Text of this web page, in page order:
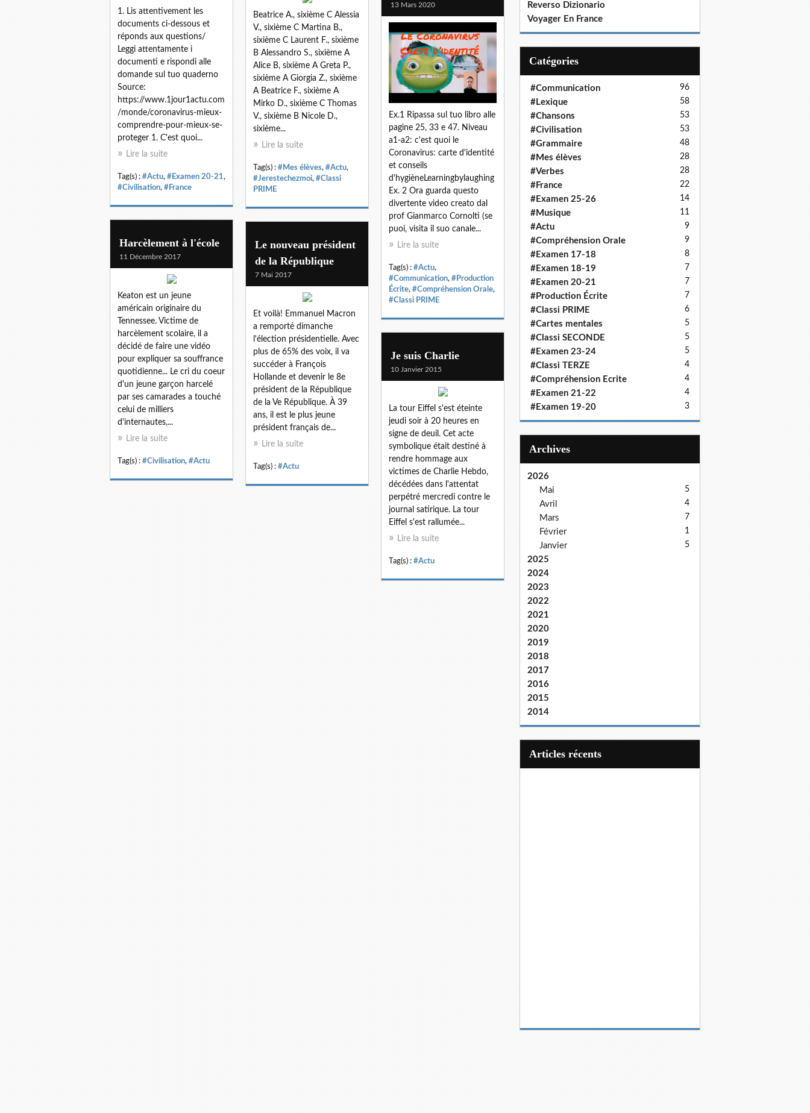
1. Lis attentivement les
documents ci-dessous et
réponds aux questions/
Leggi attentamente i
documenti e rispondi alle
domande sul tuo quaderno
Source:
https://www.1jour1actu.com
/monde/coronavirus-mieux-
comprendre-pour-mieux-se-
proteger 1. C'est quoi...
Lire la suite
Tag(s) : #Actu, #Examen 20-21,
#Civilisation, #France
Beatrice A., sixième C Alessia
V., sixième C Martina B.,
sixième C Laurent F., sixième
B Alessandro S., sixième A
Alice B, sixième A Greta P.,
sixième A Giorgia Z., sixième
A Beatrice F., sixième A
Mirko D., sixième C Thomas
V., sixième B Nicole D.,
sixième...
Lire la suite
Tag(s) : #Mes élèves, #Actu,
#Jerestechezmoi, #Classi
PRIME
13 Mars 2020
Ex.1 Ripassa sul tuo libro alle
pagine 25, 33 e 47. Niveau
a1-a2: c'est quoi le
Coronavirus: carte d'identité
et conseils
d'hygièneLearningbylaughing
Ex. 2 Ora guarda questo
divertente video creato dal
prof Gianmarco Cornolti (se
puoi, visita il suo canale...
Lire la suite
Tag(s) : #Actu,
#Communication, #Production
Écrite, #Compréhension Orale,
#Classi PRIME
Harcèlement à l'école
11 Décembre 2017
Keaton est un jeune
américain originaire du
Tennessee. Victime de
harcèlement scolaire, il a
décidé de faire une vidéo
pour expliquer sa souffrance
quotidienne... Le cri du coeur
d'un jeune garçon harcelé
par ses camarades a touché
celui de milliers
d'internautes,...
Lire la suite
Tag(s) : #Civilisation, #Actu
Le nouveau président
de la République
7 Mai 2017
Et voilà! Emmanuel Macron
a remporté dimanche
l'élection présidentielle. Avec
plus de 65% des voix, il va
succéder à François
Hollande et devenir le 8e
président de la République
de la Ve République. À 39
ans, il est le plus jeune
président français de...
Lire la suite
Tag(s) : #Actu
Je suis Charlie
10 Janvier 2015
La tour Eiffel s'est éteinte
jeudi soir à 20 heures en
signe de deuil. Cet acte
symbolique était destiné à
rendre hommage aux
victimes de Charlie Hebdo,
décédées dans l'attentat
perpétré mercredi contre le
journal satirique. La tour
Eiffel s'est rallumée...
Lire la suite
Tag(s) : #Actu
Reverso Dizionario
Voyager En France
Catégories
#Communication 96
#Lexique 58
#Chansons 53
#Civilisation 53
#Grammaire 48
#Mes élèves 28
#Verbes 28
#France 22
#Examen 25-26 14
#Musique 11
#Actu 9
#Compréhension Orale 9
#Examen 17-18 8
#Examen 18-19 7
#Examen 20-21 7
#Production Écrite 7
#Classi PRIME 6
#Cartes mentales 5
#Classi SECONDE 5
#Examen 23-24 5
#Classi TERZE 4
#Compréhension Ecrite 4
#Examen 21-22 4
#Examen 19-20 3
Archives
2026
Mai
5
Avril 4
Mars 7
Février 1
Janvier 5
2025
2024
2023
2022
2021
2020
2019
2018
2017
2016
2015
2014
articles récents